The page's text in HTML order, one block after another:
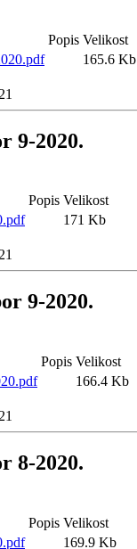
Popis Velikost
165.6 Kb
9-2020.
Popis Velikost
171 Kb
9-2020.
Popis Velikost
166.4 Kb
8-2020.
Popis Velikost
169.9 Kb